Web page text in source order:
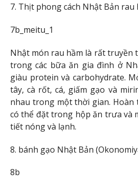
7. Thịt phong cách Nhật Bản rau
7b_meitu_1
Nhật món rau hầm là rất truyền
trong các bữa ăn gia đình ở
giàu protein và carbohydrate.
tây, cà rốt, cá, giấm gạo và
nhau trong một thời gian. Hoàn
có thể đặt trong hộp ăn trưa và
tiết nóng và lạnh.
8. bánh gạo Nhật Bản
8b